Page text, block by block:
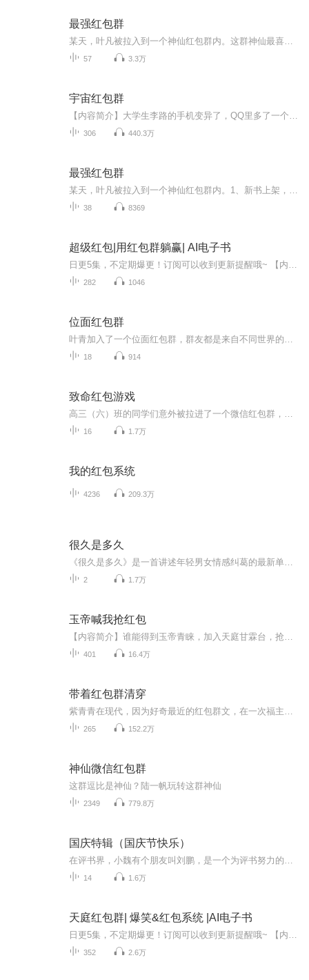
最强红包群
57 3.3万
宇宙红包群
306 440.3万
最强红包群
38 8369
超级红包|用红包群躺赢| AI电子书
282 1046
位面红包群
18 914
致命红包游戏
16 1.7万
我的红包系统
4236 209.3万
很久是多久
2 1.7万
玉帝喊我抢红包
401 16.4万
带着红包群清穿
265 152.2万
神仙微信红包群
这群逗比是神仙？陆一帆玩转这群神仙
2349 779.8万
国庆特辑（国庆节快乐）
14 1.6万
天庭红包群| 爆笑&红包系统 |AI电子书
352 2.6万